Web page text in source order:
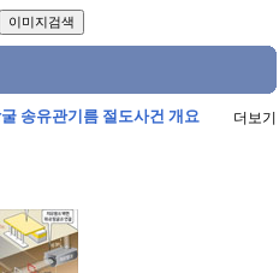
송유관기름 절도사건 개요 더보기